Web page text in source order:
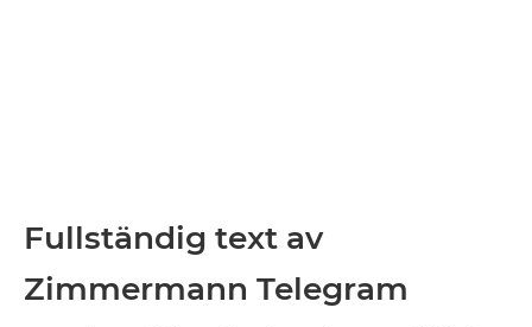
Fullständig text av
Zimmermann Telegram